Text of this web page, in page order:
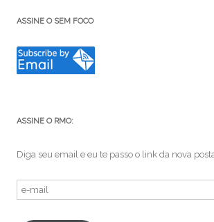
ASSINE O SEM FOCO
ASSINE O RMO:
Diga seu email e eu te passo o link da nova
e-